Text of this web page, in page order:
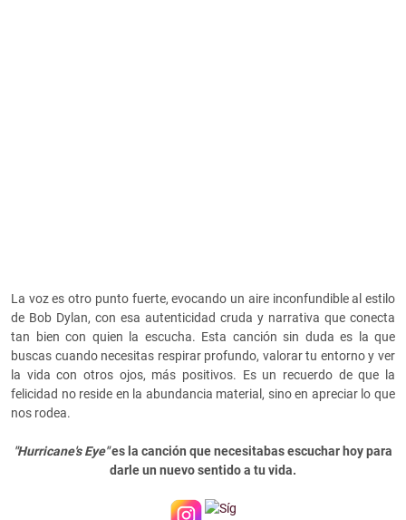
La voz es otro punto fuerte, evocando un aire inconfundible al estilo
de Bob Dylan, con esa autenticidad cruda y narrativa que conecta
tan bien con quien la escucha. Esta canción sin duda es la que
buscas cuando necesitas respirar profundo, valorar tu entorno y ver
la vida con otros ojos, más positivos. Es un recuerdo de que la
felicidad no reside en la abundancia material, sino en apreciar lo que
nos rodea.
"Hurricane's Eye"es la canción que necesitabas escuchar hoy para
darle un nuevo sentido a tu vida.